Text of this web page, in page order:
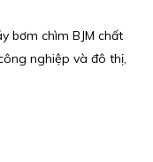
bơm chìm BJM chất
nghiệp và đô thị,